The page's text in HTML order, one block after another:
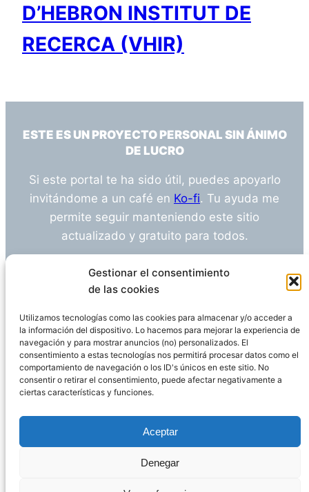
Gestionar el consentimiento
de las cookies
Utilizamos tecnologías como las cookies para almacenar y/o acceder a
la información del dispositivo. Lo hacemos para mejorar la experiencia de
navegación y para mostrar anuncios (no) personalizados. El
consentimiento a estas tecnologías nos permitirá procesar datos como el
comportamiento de navegación o los ID's únicos en este sitio. No
consentir o retirar el consentimiento, puede afectar negativamente a
ciertas características y funciones.
Aceptar
Denegar
D’HEBRON INSTITUT DE
RECERCA (VHIR)
ESTE ES UN PROYECTO PERSONAL SIN ÁNIMO
DE LUCRO
Si este portal te ha sido útil, puedes apoyarlo
invitándome a un café en Ko-fi. Tu ayuda me
permite seguir manteniendo este sitio
actualizado y gratuito para todos.
¿Tienes alguna duda o sugerencia? Escríbeme
info@empleosanitarioinvestigacion.es
Descargo de Responsabilidad
Declaración de Privacidad Política de cookies
WordPress
Página administrada por Javier Ripoll